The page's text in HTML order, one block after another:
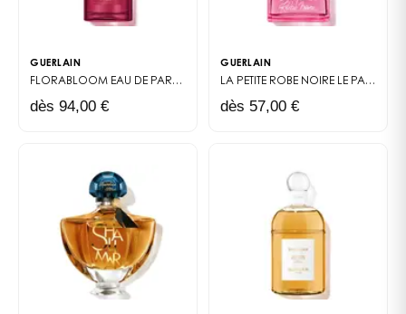
GUERLAIN
FLORABLOOM EAU DE PARFUM LES ABSOLUS ALLEGORIA
dès 94,00 €
GUERLAIN
LA PETITE ROBE NOIRE LE PARFUM
dès 57,00 €